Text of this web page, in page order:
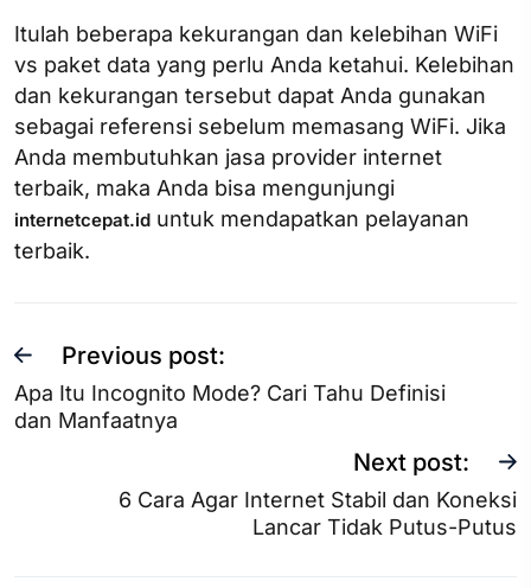
Itulah beberapa kekurangan dan kelebihan WiFi
vs paket data yang perlu Anda ketahui. Kelebihan
dan kekurangan tersebut dapat Anda gunakan
sebagai referensi sebelum memasang WiFi. Jika
Anda membutuhkan jasa provider internet
terbaik, maka Anda bisa mengunjungi
internetcepat.id untuk mendapatkan pelayanan
terbaik.
Previous post:
Apa Itu Incognito Mode? Cari Tahu Definisi
dan Manfaatnya
Next post:
6 Cara Agar Internet Stabil dan Koneksi
Lancar Tidak Putus-Putus